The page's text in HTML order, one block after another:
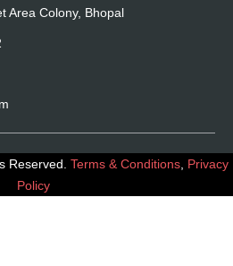
Area Colony, Bhopal
Reserved. Terms & Conditions Privacy
Policy